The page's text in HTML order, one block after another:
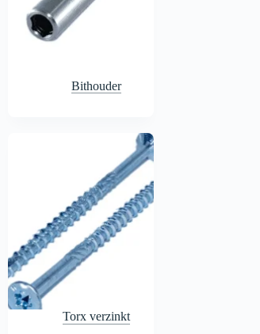
Bithouder
Torx verzinkt